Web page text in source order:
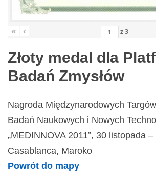
« ‹ z3
Złoty medal dla
Badań Zmysłów
Nagroda Międzynarodowych
Badań Naukowych i Nowych
„MEDINNOVA 2011”, 30 listopada
Casablanca, Maroko
Powrót do mapy